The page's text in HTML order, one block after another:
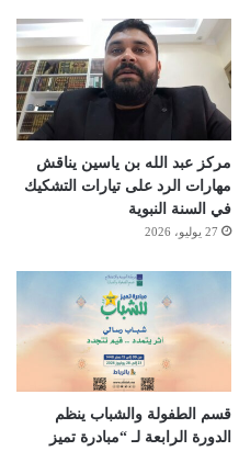
مركز عبد الله بن ياسين يناقش
مهارات الرد على تيارات التشكيك
في السنة النبوية
27 يوليو، 2026
قسم الطفولة والشباب ينظم
الدورة الرابعة لـ “مبادرة تميز